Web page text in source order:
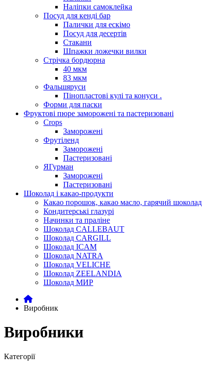
Наліпки самоклейка
Посуд для кенді бар
Палички для ескімо
Посуд для десертів
Стакани
Шпажки ложечки вилки
Стрічка бордюрна
40 мкм
83 мкм
Фальшяруси
Пінопластові кулі та конуси .
Форми для паски
Фруктові пюре заморожені та пастеризовані
Crops
Заморожені
Фрутіленд
Заморожені
Пастеризовані
ЯГурман
Заморожені
Пастеризовані
Шоколад і какао-продукти
Какао порошок, какао масло, гарячий шоколад
Кондитерські глазурі
Начинки та праліне
Шоколад CALLEBAUT
Шоколад CARGILL
Шоколад ICAM
Шоколад NATRA
Шоколад VELICHE
Шоколад ZEELANDIA
Шоколад МИР
Виробник
Виробники
Категорії